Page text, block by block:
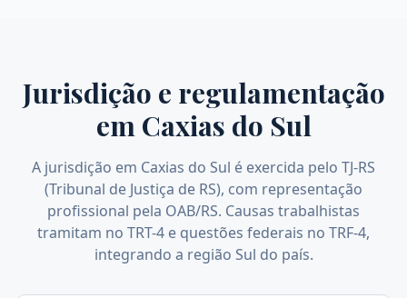
Jurisdição e regulamentação
em Caxias do Sul
A jurisdição em Caxias do Sul é exercida pelo TJ-RS
(Tribunal de Justiça de RS), com representação
profissional pela OAB/RS. Causas trabalhistas
tramitam no TRT-4 e questões federais no TRF-4,
integrando a região Sul do país.